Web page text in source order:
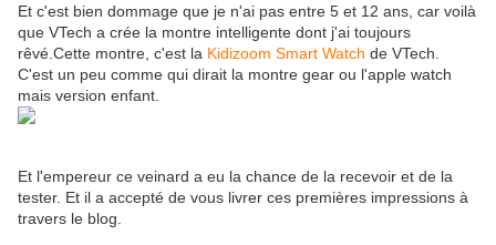
Et c'est bien dommage que je n'ai pas entre 5 et 12 ans, car voilà
que VTech a crée la montre intelligente dont j'ai toujours
rêvé.Cette montre, c'est la Kidizoom Smart Watch de VTech.
C'est un peu comme qui dirait la montre gear ou l'apple watch
mais version enfant.
Et l'empereur ce veinard a eu la chance de la recevoir et de la
tester. Et il a accepté de vous livrer ces premières impressions à
travers le blog.